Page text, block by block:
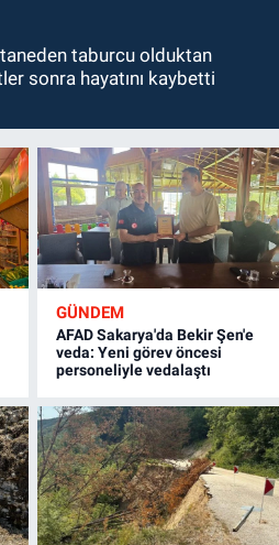
taburcu olduktan
sonra hayatını kaybetti
GÜNDEM
AFAD Sakarya'da Bekir Şen'e
veda: Yeni görev öncesi
personeliyle vedalaştı